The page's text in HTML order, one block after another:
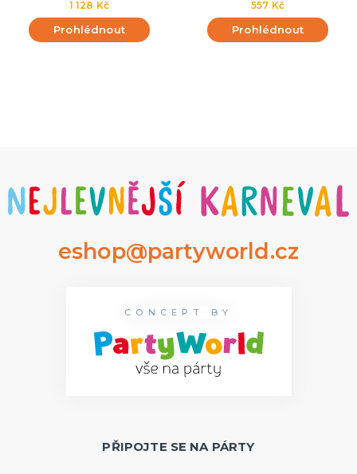
1 128 Kč
Prohlédnout
557 Kč
Prohlédnout
eshop@partyworld.cz
CONCEPT BY
PŘIPOJTE SE NA PÁRTY